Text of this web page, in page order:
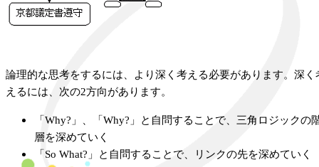
論理的な思考をするには、より深く考える必要があります。深く
えるには、次の2方向があります。
「Why?」、「Why?」と自問することで、三角ロジックの
層を深めていく
「So What?」と自問することで、リンクの先を深めていく